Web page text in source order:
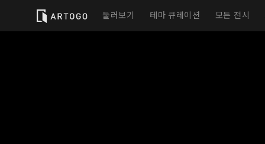
둘러보기 테마 큐레이션 모든 전시